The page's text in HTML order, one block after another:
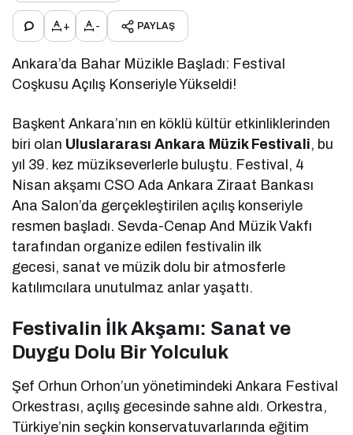
+ - PAYLAŞ
Ankara’da Bahar Müzikle Başladı: Festival
Coşkusu Açılış Konseriyle Yükseldi!
Başkent Ankara’nın en köklü kültür etkinliklerinden
biri olan Uluslararası Ankara Müzik Festivali, bu
yıl 39. kez müzikseverlerle buluştu. Festival, 4
Nisan akşamı CSO Ada Ankara Ziraat Bankası
Ana Salon’da gerçekleştirilen açılış konseriyle
resmen başladı. Sevda-Cenap And Müzik Vakfı
tarafından organize edilen festivalin ilk
gecesi, sanat ve müzik dolu bir atmosferle
katılımcılara unutulmaz anlar yaşattı.
Festivalin İlk Akşamı: Sanat ve
Duygu Dolu Bir Yolculuk
Şef Orhun Orhon’un yönetimindeki Ankara Festival
Orkestrası, açılış gecesinde sahne aldı. Orkestra,
Türkiye’nin seçkin konservatuvarlarında eğitim